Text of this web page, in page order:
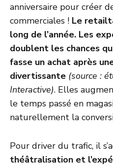
anniversaire pour créer
commerciales ! Le
long de l’année. Les
doublent les chances
fasse un achat après
divertissante (source :
Interactive). Elles
le temps passé en
naturellement la
Pour driver du trafic, il
théâtralisation et